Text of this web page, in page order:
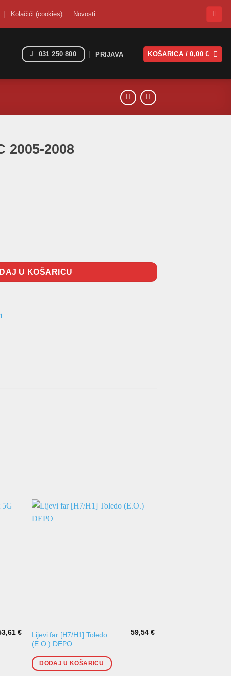
Kolačići (cookies) Novosti
031 250 800 PRIJAVA KOŠARICA /0,00€
2005-2008
U KOŠARICU
€
Lijevi far [H7/H1] Toledo
(E.O.) DEPO
59,54€
DODAJ U KOŠARICU